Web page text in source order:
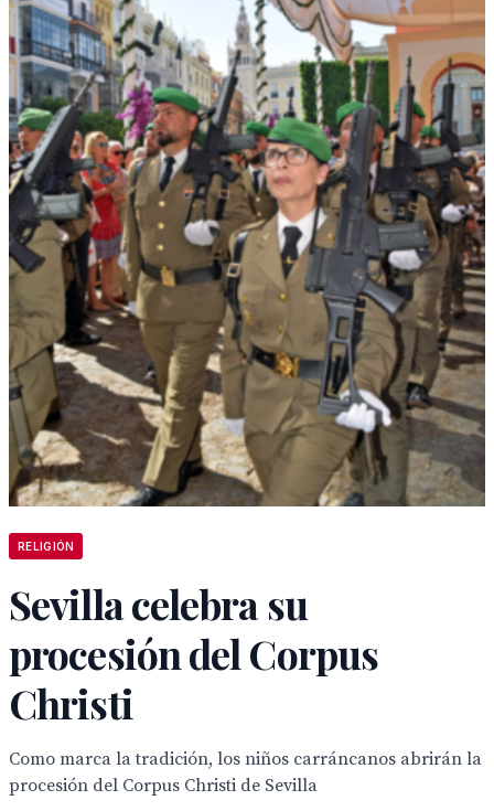
RELIGIÓN
Sevilla celebra su
procesión del Corpus
Christi
Como marca la tradición, los niños carráncanos abrirán la
procesión del Corpus Christi de Sevilla